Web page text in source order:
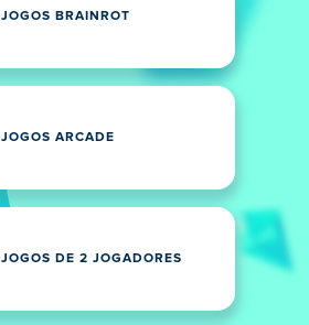
JOGOS BRAINROT
JOGOS ARCADE
JOGOS DE 2 JOGADORES